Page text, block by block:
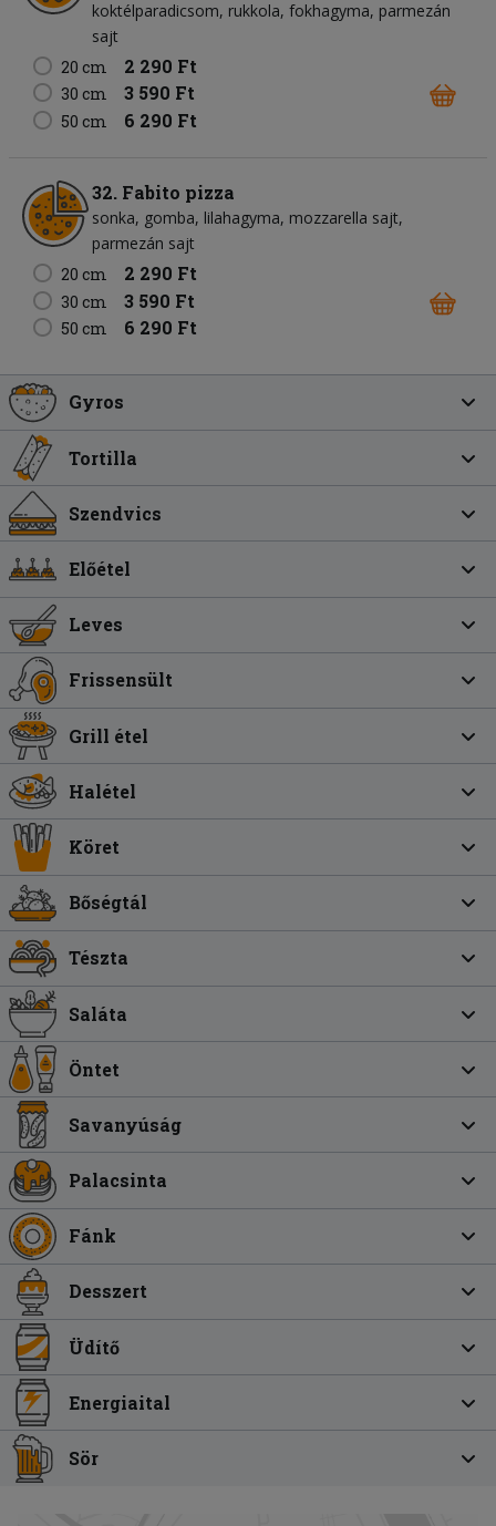
koktélparadicsom rukkola fokhagyma parmezán
sajt
20 cm
2 290 Ft
30 cm 3 590 Ft
50 cm 6 290 Ft
32. Fabito pizza
sonka gomba lilahagyma mozzarella sajt
parmezán sajt
20 cm
2 290 Ft
30 cm 3 590 Ft
50 cm 6 290 Ft
Gyros
Tortilla
Szendvics
Előétel
Leves
Frissensült
Grill étel
Halétel
Köret
Bőségtál
Tészta
Saláta
Öntet
Savanyúság
Palacsinta
Fánk
Desszert
Üdítő
Energiaital
Sör